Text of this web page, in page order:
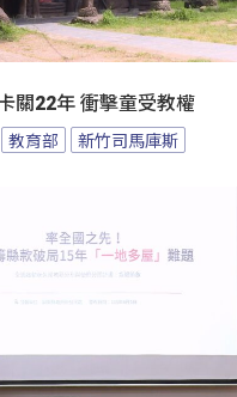
關22年 衝擊童受教權
教育部 新竹司馬庫斯